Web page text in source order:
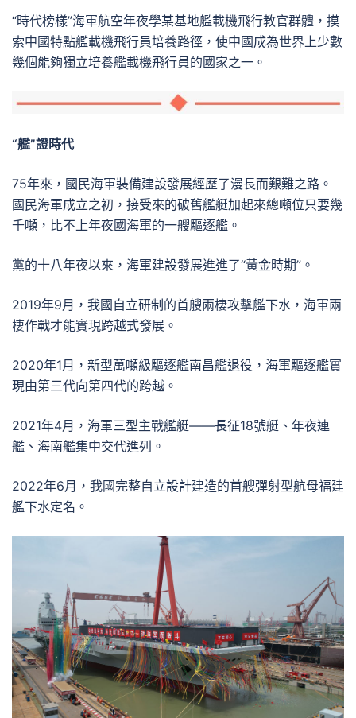
“時代榜樣”海軍航空年夜學某基地艦載機飛行教官群體，摸
索中國特點艦載機飛行員培養路徑，使中國成為世界上少數
幾個能夠獨立培養艦載機飛行員的國家之一。
“艦”證時代
75年來，國民海軍裝備建設發展經歷了漫長而艱難之路。
國民海軍成立之初，接受來的破舊艦艇加起來總噸位只要幾
千噸，比不上年夜國海軍的一艘驅逐艦。
黨的十八年夜以來，海軍建設發展進進了“黃金時期”。
2019年9月，我國自立研制的首艘兩棲攻擊艦下水，海軍兩
棲作戰才能實現跨越式發展。
2020年1月，新型萬噸級驅逐艦南昌艦退役，海軍驅逐艦實
現由第三代向第四代的跨越。
2021年4月，海軍三型主戰艦艇——長征18號艇、年夜連
艦、海南艦集中交代進列。
2022年6月，我國完整自立設計建造的首艘彈射型航母福建
艦下水定名。